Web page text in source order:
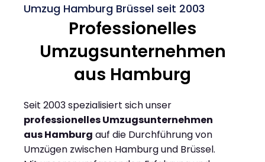
Umzug Hamburg Brüssel seit 2003
Professionelles
Umzugsunternehmen
aus Hamburg
Seit 2003 spezialisiert sich unser
professionelles Umzugsunternehmen
aus Hamburg auf die Durchführung von
Umzügen zwischen Hamburg und Brüssel.